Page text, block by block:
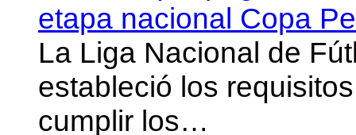
etapa nacional Copa
La Liga Nacional de
estableció los
cumplir los…